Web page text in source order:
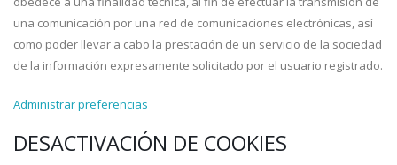
una comunicación por una red de comunicaciones electrónicas, así
como poder llevar a cabo la prestación de un servicio de la sociedad
de la información expresamente solicitado por el usuario registrado.
Administrar preferencias
DESACTIVACIÓN DE COOKIES